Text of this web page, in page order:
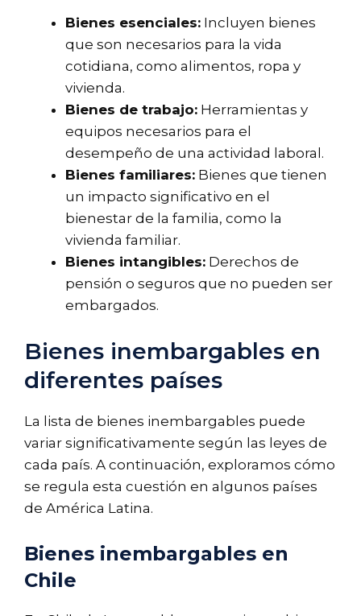
Bienes esenciales: Incluyen bienes
que son necesarios para la vida
cotidiana, como alimentos, ropa y
vivienda.
Bienes de trabajo: Herramientas y
equipos necesarios para el
desempeño de una actividad laboral.
Bienes familiares: Bienes que tienen
un impacto significativo en el
bienestar de la familia, como la
vivienda familiar.
Bienes intangibles: Derechos de
pensión o seguros que no pueden ser
embargados.
Bienes inembargables en
diferentes países
La lista de bienes inembargables puede
variar significativamente según las leyes de
cada país. A continuación, exploramos cómo
se regula esta cuestión en algunos países
de América Latina.
Bienes inembargables en
Chile